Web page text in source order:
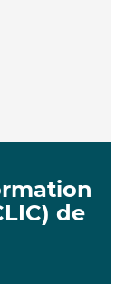
de